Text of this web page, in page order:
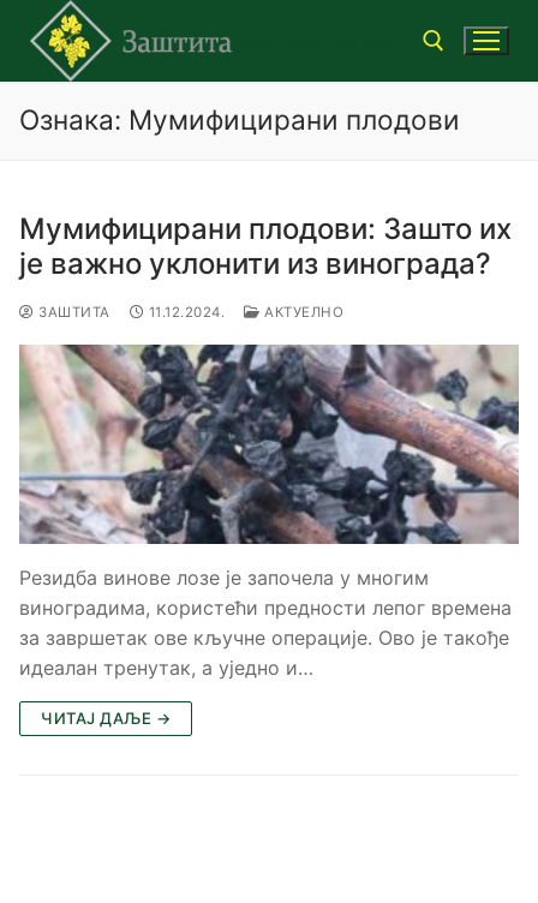
Прескочи
садржаја
Ознака: Мумифицирани плодови
Мумифицирани плодови: Зашто их
је важно уклонити из винограда?
ЗАШТИТА 11.12.2024. АКТУЕЛНО
Резидба винове лозе је започела у многим
виноградима, користећи предности лепог времена
за завршетак ове кључне операције. Ово је такође
идеалан тренутак, а уједно и…
ЧИТАЈ ДАЉЕ →